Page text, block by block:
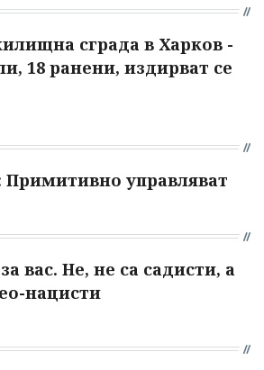
сграда в Харков -
18 ранени, издирват се
Примитивно управляват
вас. Не, не са садисти, а
нацисти